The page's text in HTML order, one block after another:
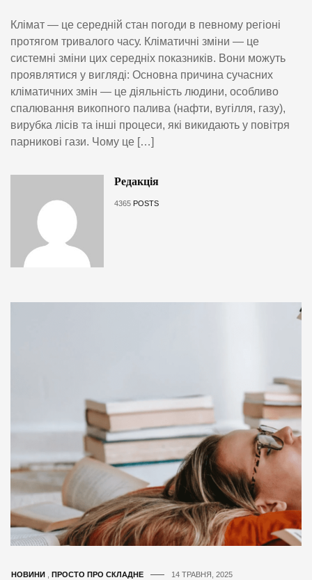
Клімат — це середній стан погоди в певному регіоні
протягом тривалого часу. Кліматичні зміни — це
системні зміни цих середніх показників. Вони можуть
проявлятися у вигляді: Основна причина сучасних
кліматичних змін — це діяльність людини, особливо
спалювання викопного палива (нафти, вугілля, газу),
вирубка лісів та інші процеси, які викидають у повітря
парникові гази. Чому це […]
Редакція
4365 POSTS
НОВИНИ , ПРОСТО ПРО СКЛАДНЕ 14 ТРАВНЯ, 2025